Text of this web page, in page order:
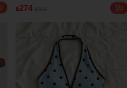
ฟ้าอ่อน/น้ำตาลตัดกัน, ทรง
หลวม. ดีไซน์สไตล์สปอร์ตย้อน
฿274